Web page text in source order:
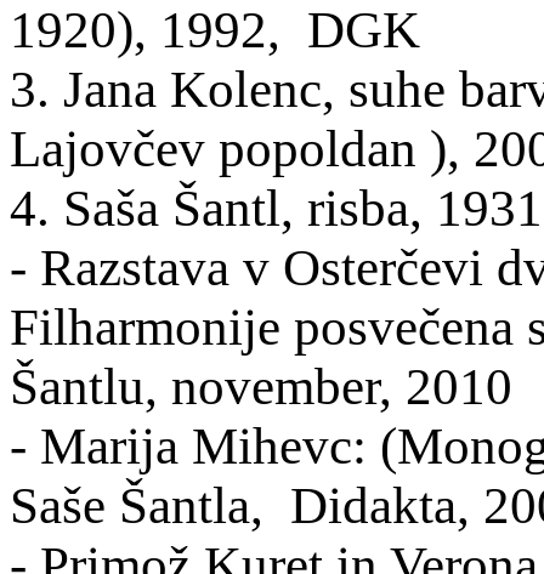
1920), 1992, DGK
3. Jana Kolenc, suhe
Lajovčev popoldan ),
4. Saša Šantl, risba,
- Razstava v Osterčevi
Filharmonije posvečena
Šantlu, november, 2010
- Marija Mihevc:
Saše Šantla, Didakta,